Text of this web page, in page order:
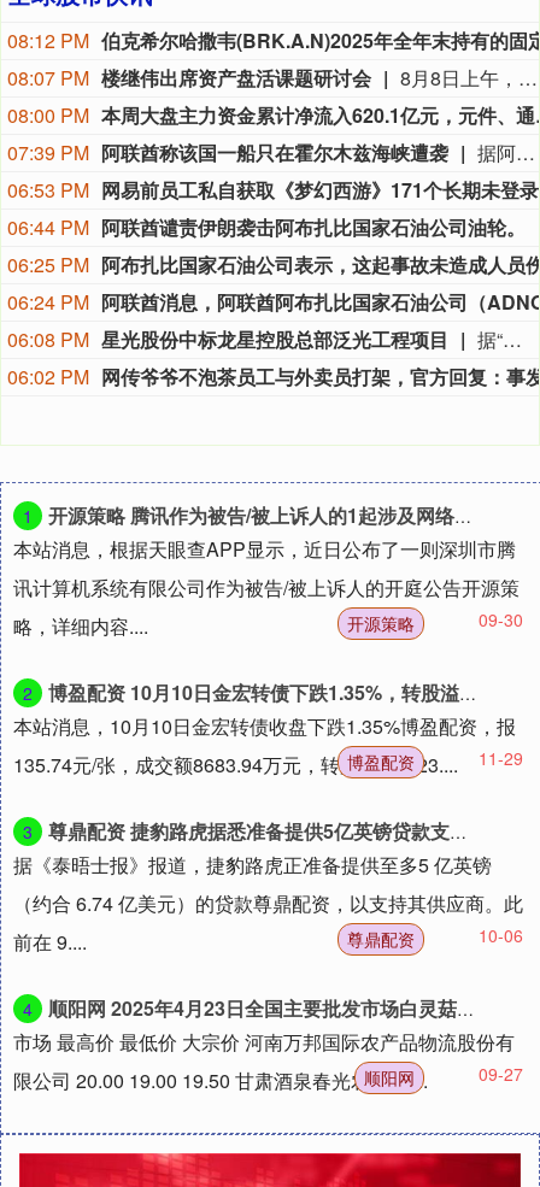
08:12 PM
08:07 PM 楼继伟出席资产盘活课题研讨会
8月8日上午，全球财富管理论坛在京召开“地方国有存量资产盘活进展、难点与策略”课题研讨会，楼继伟出席会议并做总结发言。楼继伟在发言中表示，盘活国有资产既是近期的当务之急，也是一项长期性的战略任务。当前我国GDP平减指数阶段性承压走低，财政维持紧平衡格局的压力持续攀升；我国税收结构以间接税为主体，税收收入增速显著弱于名义GDP增速，财政内生增收动能受限。叠加土地财政收入大幅收缩，地方隐性债务化解、长期限国债常态化发行带来的利息支出刚性上涨，收支两端压力持续凸显。综合多重现实约束来看，国有存量资产盘活并非短期应急手段，而是一项需要常态化、长效化推进的重点工作。（全球财富管理论坛）
08:00 PM
本周大盘主力
07:39 PM 阿联酋称该国一船只在霍尔木兹海峡遭袭
据阿联酋通讯社8月8日报道，阿布扎比国家石油公司证实，该公司一艘船只当天凌晨在通过霍尔木兹海峡时遭导弹袭击。阿布扎比国家石油公司说，袭击未造成人员受伤，目前局面可控。该公司并未提供遭袭船只具体类型、导弹来源以及船只受损情况等更多细节。（新华社）
06:53 PM
06:44 PM 阿联酋谴责伊朗袭击阿布扎比国家石油公司油轮。
06:25 PM
06:24 PM
06:08 PM 星光股份中标龙星控股总部泛光工程项目
据“星光股份”公众号消息，近日，星光股份成功中标龙星控股总部泛光工程项目。
06:02 PM
1
开源策略 腾讯作为被告/被上诉人的1起涉及网络服务合同纠纷的诉讼将于2025年6月20日开庭
本站消息，根据天眼查APP显示，近日公布了一则深圳市腾
讯计算机系统有限公司作为被告/被上诉人的开庭公告开源策
略，详细内容....
09-30
开源策略
2
博盈配资 10月10日金宏转债下跌1.35%，转股溢价率23.63%
本站消息，10月10日金宏转债收盘下跌1.35%博盈配资，报
135.74元/张，成交额8683.94万元，转股溢价率23....
11-29
博盈配资
3
尊鼎配资 捷豹路虎据悉准备提供5亿英镑贷款支持供应商
据《泰晤士报》报道，捷豹路虎正准备提供至多5 亿英镑
（约合 6.74 亿美元）的贷款尊鼎配资，以支持其供应商。此
前在 9....
10-06
尊鼎配资
4
顺阳网 2025年4月23日全国主要批发市场白灵菇价格行情
市场 最高价 最低价 大宗价 河南万邦国际农产品物流股份有
限公司 20.00 19.00 19.50 甘肃酒泉春光农产品....
09-27
顺阳网